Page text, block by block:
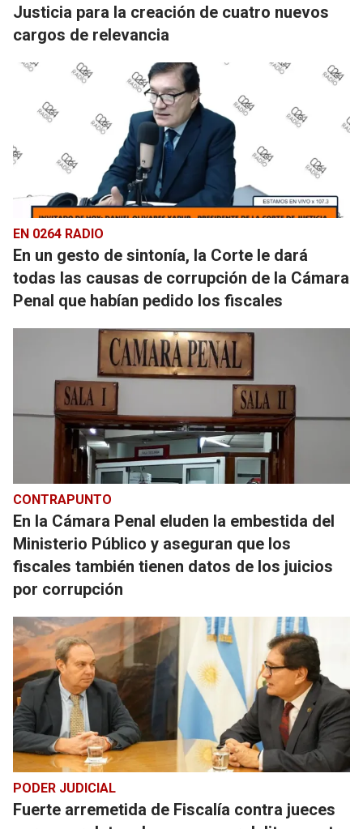
Justicia para la creación de cuatro nuevos
cargos de relevancia
EN 0264 RADIO
En un gesto de sintonía, la Corte le dará
todas las causas de corrupción de la Cámara
Penal que habían pedido los fiscales
CONTRAPUNTO
En la Cámara Penal eluden la embestida del
Ministerio Público y aseguran que los
fiscales también tienen datos de los juicios
por corrupción
PODER JUDICIAL
Fuerte arremetida de Fiscalía contra jueces